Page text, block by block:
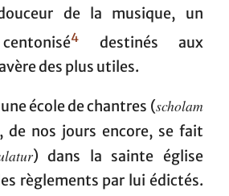
de la musique, un
4
destinés aux
des plus utiles.
école de chantres (scholam
de nos jours encore, se fait
) dans la sainte église
règlements par lui édictés.